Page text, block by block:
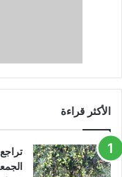
الأكثر قراءة
الجمعة 7 أغسطس